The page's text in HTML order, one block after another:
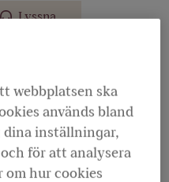
Lyssna
ID-handling
Om ni är fler
Direkt behöver
identifiera sig
till systemet.
webbplatsen ska
används bland
dina inställningar,
för att analysera
om hur cookies